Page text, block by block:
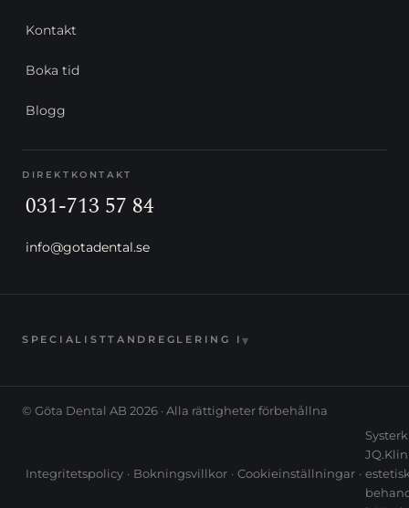
Kontakt
Boka tid
Blogg
DIREKTKONTAKT
031-713 57 84
info@gotadental.se
SPECIALISTTANDREGLERING I▾
© Göta Dental AB 2026 · Alla rättigheter förbehållna
Integritetspolicy · Bokningsvillkor · Cookieinställningar ·